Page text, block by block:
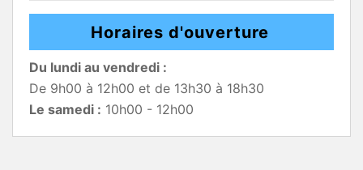
Horaires d'ouverture
Du lundi au vendredi :
De 9h00 à 12h00 et de 13h30 à 18h30
Le samedi : 10h00 - 12h00